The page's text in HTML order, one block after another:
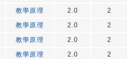
教學原理 2.0 2
教學原理 2.0 2
教學原理 2.0 2
教學原理 2.0 2